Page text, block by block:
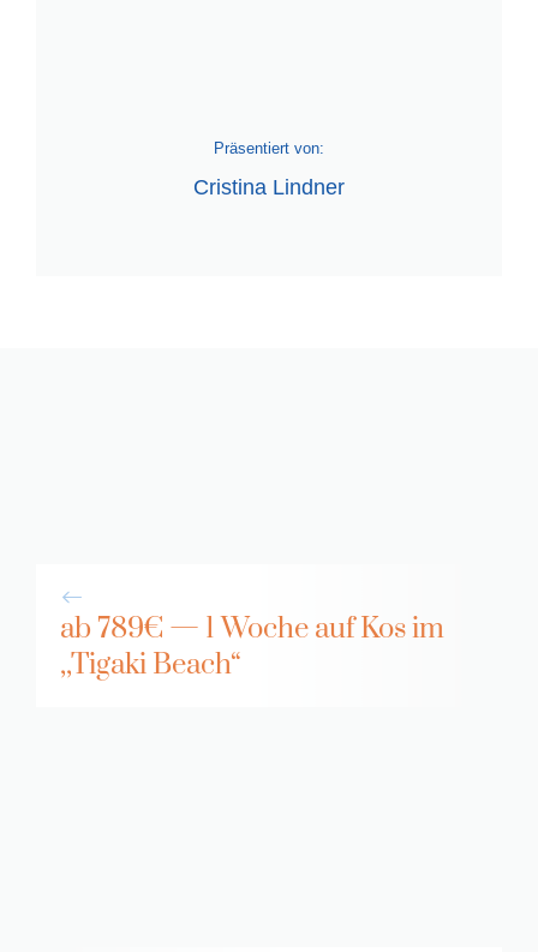
Präsentiert von:
Cristina Lindner
ab 789€ — 1 Woche auf Kos im
,,Tigaki Beach“